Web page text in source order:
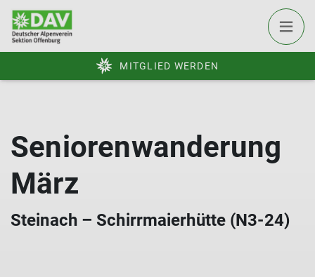
MITGLIED WERDEN
Seniorenwanderung
März
Steinach – Schirrmaierhütte (N3-24)